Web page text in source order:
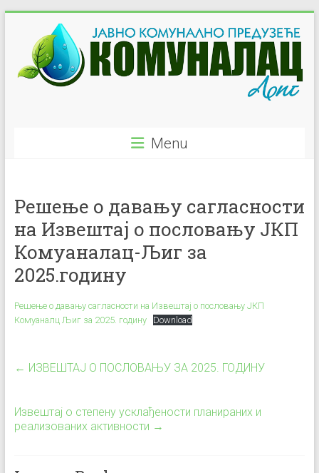
content
"Komunalac"
Ljig
Javno
Komunalno
Preduzeće
Menu
Решење о давању сагласности
на Извештај о пословању ЈКП
Комуаналац-Љиг за
2025.годину
Решење о давању сагласности на Извештај о пословању ЈКП
Комуаналц Љиг за 2025. годину
Download
← ИЗВЕШТАЈ О ПОСЛОВАЊУ ЗА 2025. ГОДИНУ
Извештај о степену усклађености планираних и
реализованих активности →